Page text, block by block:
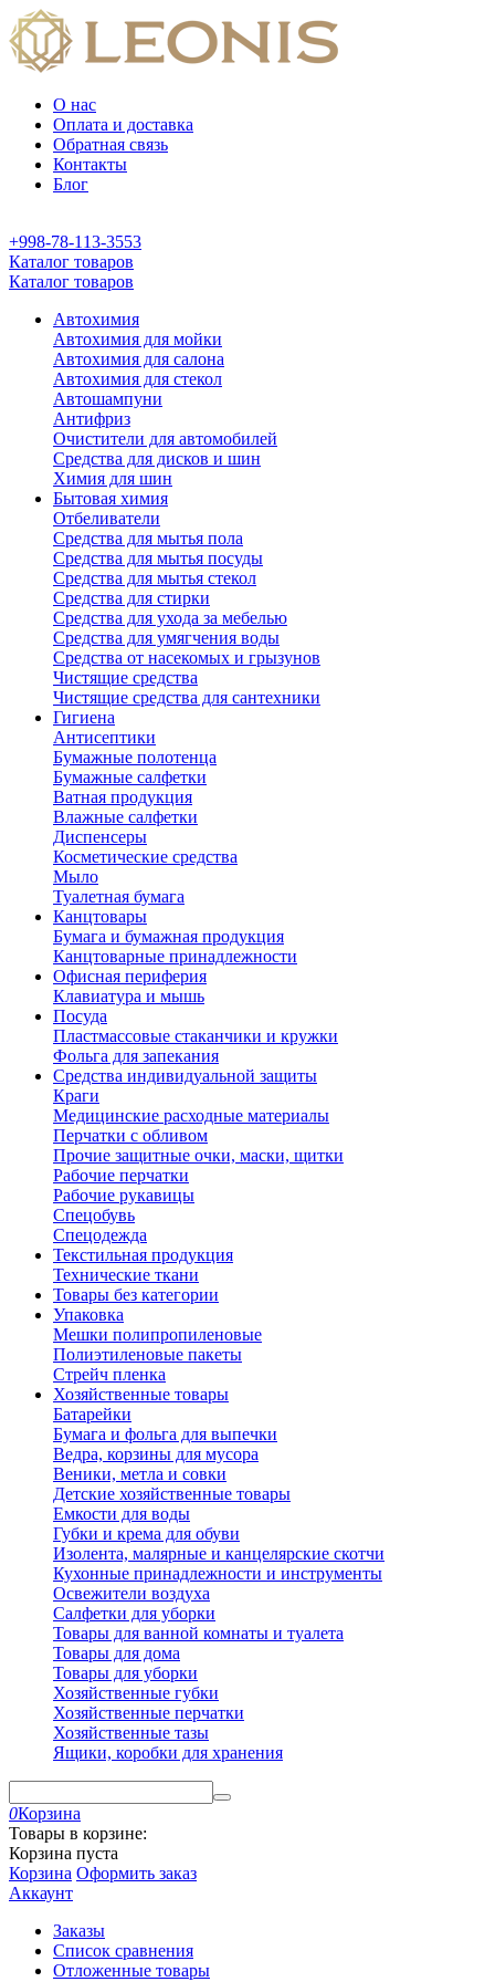
О нас
Оплата и доставка
Обратная связь
Контакты
Блог
+998-78-113-3553
Каталог товаров
Каталог товаров
Автохимия
Автохимия для мойки
Автохимия для салона
Автохимия для стекол
Автошампуни
Антифриз
Очистители для автомобилей
Средства для дисков и шин
Химия для шин
Бытовая химия
Отбеливатели
Средства для мытья пола
Средства для мытья посуды
Средства для мытья стекол
Средства для стирки
Средства для ухода за мебелью
Средства для умягчения воды
Средства от насекомых и грызунов
Чистящие средства
Чистящие средства для сантехники
Гигиена
Антисептики
Бумажные полотенца
Бумажные салфетки
Ватная продукция
Влажные салфетки
Диспенсеры
Косметические средства
Мыло
Туалетная бумага
Канцтовары
Бумага и бумажная продукция
Канцтоварные принадлежности
Офисная периферия
Клавиатура и мышь
Посуда
Пластмассовые стаканчики и кружки
Фольга для запекания
Средства индивидуальной защиты
Краги
Медицинские расходные материалы
Перчатки с обливом
Прочие защитные очки, маски, щитки
Рабочие перчатки
Рабочие рукавицы
Спецобувь
Спецодежда
Текстильная продукция
Технические ткани
Товары без категории
Упаковка
Мешки полипропиленовые
Полиэтиленовые пакеты
Стрейч пленка
Хозяйственные товары
Батарейки
Бумага и фольга для выпечки
Ведра, корзины для мусора
Веники, метла и совки
Детские хозяйственные товары
Емкости для воды
Губки и крема для обуви
Изолента, малярные и канцелярские скотчи
Кухонные принадлежности и инструменты
Освежители воздуха
Салфетки для уборки
Товары для ванной комнаты и туалета
Товары для дома
Товары для уборки
Хозяйственные губки
Хозяйственные перчатки
Хозяйственные тазы
Ящики, коробки для хранения
0Корзина
Товары в корзине:
Корзина пуста
Корзина Оформить заказ
Аккаунт
Заказы
Список сравнения
Отложенные товары